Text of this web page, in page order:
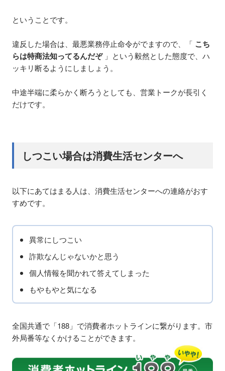
ということです。
違反した場合は、最悪業務停止命令がでますので、「 こち
らは特商法知ってるんだぞ」という毅然とした態度で、ハ
ッキリ断るようにしましょう。
中途半端に柔らかく断ろうとしても、営業トークが長引く
だけです。
しつこい場合は消費生活センターへ
以下にあてはまる人は、消費生活センターへの連絡がおす
すめです。
異常にしつこい
詐欺なんじゃないかと思う
個人情報を聞かれて答えてしまった
もやもやと気になる
全国共通で「188」で消費者ホットラインに繋がります。市
外局番等なくかけることができます。